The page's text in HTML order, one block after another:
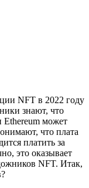
NFT в 2022 году
знают, что
Ethereum может
что плата
платить за
это оказывает
NFT. Итак,